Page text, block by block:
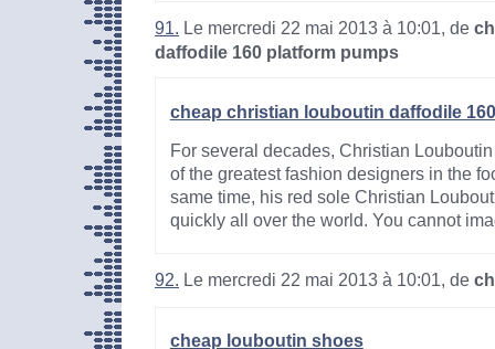
91. Le mercredi 22 mai 2013 à 10:01, de
daffodile 160 platform pumps
cheap christian louboutin daffodile
For several decades, Christian
of the greatest fashion designers in the
same time, his red sole Christian
quickly all over the world. You cannot
92. Le mercredi 22 mai 2013 à 10:01, de
cheap louboutin shoes